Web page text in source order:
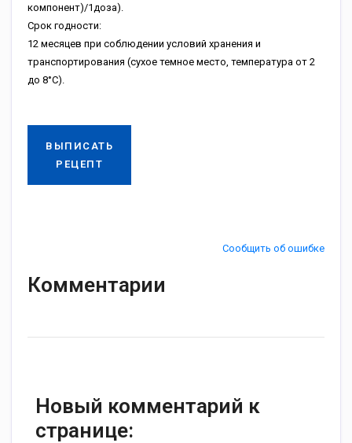
компонент)/1доза).
Срок годности:
12 месяцев при соблюдении условий хранения и
транспортирования (сухое темное место, температура от 2
до 8°С).
ВЫПИСАТЬ
РЕЦЕПТ
Сообщить об ошибке
Комментарии
Новый комментарий к
странице: